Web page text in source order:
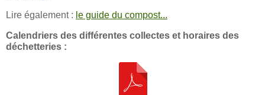
Lire également : le guide du compost...
Calendriers des différentes collectes et horaires des
déchetteries :